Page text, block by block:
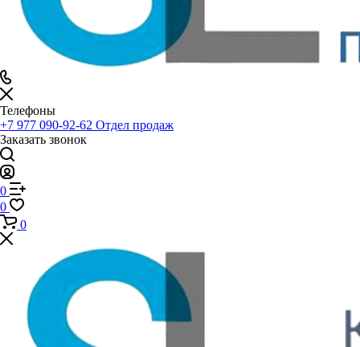
Телефоны
+7 977 090-92-62 Отдел продаж
Заказать звонок
0
0
0